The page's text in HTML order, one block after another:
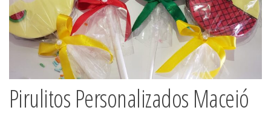
Pirulitos Personalizados Maceió